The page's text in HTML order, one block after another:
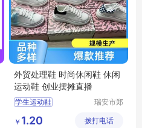
外贸处理鞋 时尚休闲鞋 休闲
运动鞋 创业摆摊直播
学生运动鞋
轻便运动鞋
瑞安市郑
（个体工
￥ 1.20 拨打电话